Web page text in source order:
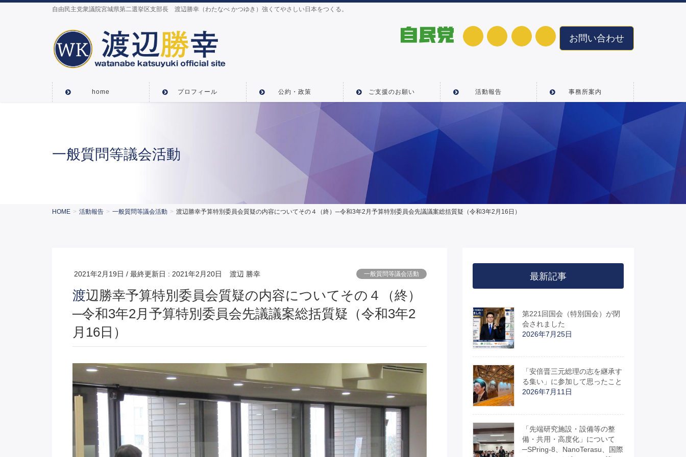
自由民主党衆議院宮城県第二選挙区支部長 渡辺勝幸（わたなべ かつゆき）強くてやさしい日本をつくる。
お問い合わせ
home プロフィール 公約・政策 ご支援のお願い 活動報告 事務所案内
一般質問等議会活動
HOME 活動報告 一般質問等議会活動 渡辺勝幸予算特別委員会質疑の内容についてその４（終）─令和3年2月予算特別委員会先議議案総括質疑（令和3年2月16日）
2021年2月19日 / 最終更新日 : 2021年2月20日 渡辺 勝幸 一般質問等議会活動
渡辺勝幸予算特別委員会質疑の内容についてその４（終）
─令和3年2月予算特別委員会先議議案総括質疑（令和3年2
月16日）
最新記事
第221回国会（特別国会）が閉
会されました
2026年7月25日
「安倍晋三元総理の志を継承す
る集い」に参加して思ったこと
2026年7月11日
「先端研究施設・設備等の整
備・共用・高度化」について
─SPring-8、NanoTerasu、国際